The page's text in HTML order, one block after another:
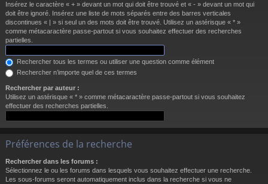
Insérez le caractère « + » devant un mot qui doit être trouvé et « - » devant un mot qui
doit être ignoré. Insérez une liste de mots séparés entre des barres verticales
discontinues « | » si seul un des mots doit être trouvé. Utilisez un astérisque « * »
comme métacaractère passe-partout si vous souhaitez effectuer des recherches
partielles.
Rechercher tous les termes ou utiliser une question comme élément
Rechercher n’importe quel de ces termes
Rechercher par auteur :
Utilisez un astérisque « * » comme métacaractère passe-partout si vous souhaitez
effectuer des recherches partielles.
Préférences de la recherche
Rechercher dans les forums :
Sélectionnez le ou les forums dans lesquels vous souhaitez effectuer une recherche.
Les sous-forums seront automatiquement inclus dans la recherche si vous ne